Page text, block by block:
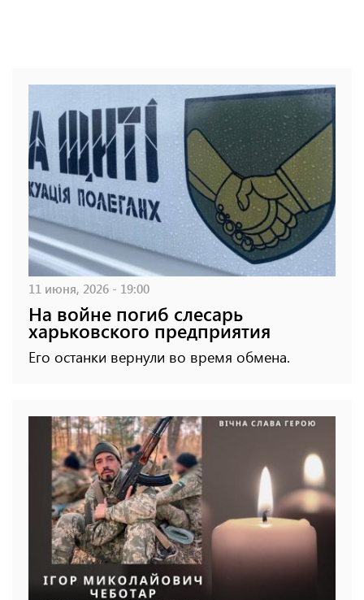
11 июня, 2026 - 19:00
На войне погиб слесарь
харьковского предприятия
Его останки вернули во время обмена.